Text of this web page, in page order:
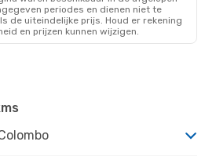
periodes en dienen niet te
de uiteindelijke prijs. Houd er rekening
en prijzen kunnen wijzigen.